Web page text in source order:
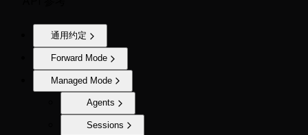
通用约定
Forward Mode
Managed Mode
Agents
Sessions